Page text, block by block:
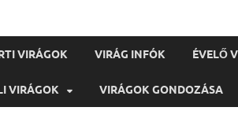
VIRÁGOK VIRÁG INFÓK ÉVELŐ
VIRÁGOK VIRÁGOK GONDOZÁSA